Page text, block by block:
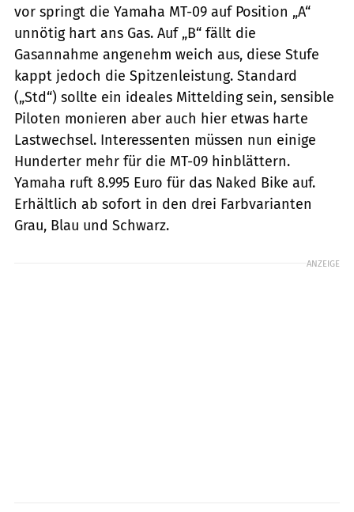
vor springt die Yamaha MT-09 auf Position „A“
unnötig hart ans Gas. Auf „B“ fällt die
Gasannahme angenehm weich aus, diese Stufe
kappt jedoch die Spitzenleistung. Standard
(„Std“) sollte ein ideales Mittelding sein, sensible
Piloten monieren aber auch hier etwas harte
Lastwechsel. Interessenten müssen nun einige
Hunderter mehr für die MT-09 hinblättern.
Yamaha ruft 8.995 Euro für das Naked Bike auf.
Erhältlich ab sofort in den drei Farb­varianten
Grau, Blau und Schwarz.
ANZEIGE